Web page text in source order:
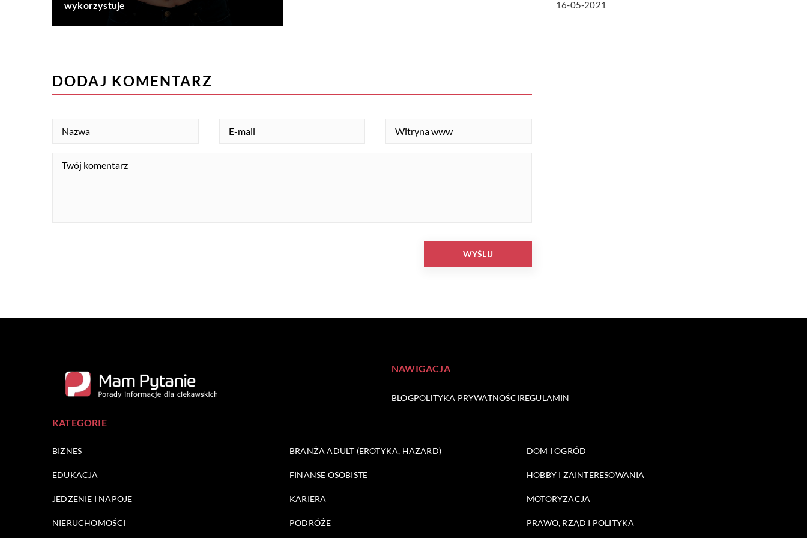
wykorzystuje 16-05-2021
DODAJ KOMENTARZ
NAWIGACJA
BLOGPOLITYKA PRYWATNOŚCIREGULAMIN
KATEGORIE
BIZNES BRANŻA ADULT (EROTYKA, HAZARD) DOM I OGRÓD
EDUKACJA FINANSE OSOBISTE HOBBY I ZAINTERESOWANIA
JEDZENIE I NAPOJE KARIERA MOTORYZACJA
NIERUCHOMOŚCI PODRÓŻE PRAWO, RZĄD I POLITYKA